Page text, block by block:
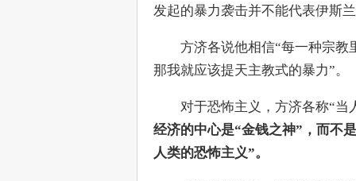
发起的暴力袭击并不能代表伊斯
方济各说他相信“每一种宗教
那我就应该提天主教式的暴力”。
对于恐怖主义，方济各称“当
经济的中心是“金钱之神”，而不
人类的恐怖主义”。